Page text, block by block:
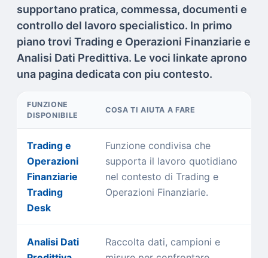
supportano pratica, commessa, documenti e
controllo del lavoro specialistico. In primo
piano trovi Trading e Operazioni Finanziarie e
Analisi Dati Predittiva. Le voci linkate aprono
una pagina dedicata con piu contesto.
FUNZIONE
DISPONIBILE
COSA TI AIUTA A FARE
Trading e
Operazioni
Finanziarie
Trading
Desk
Funzione condivisa che
supporta il lavoro quotidiano
nel contesto di Trading e
Operazioni Finanziarie.
Analisi Dati
Raccolta dati, campioni e